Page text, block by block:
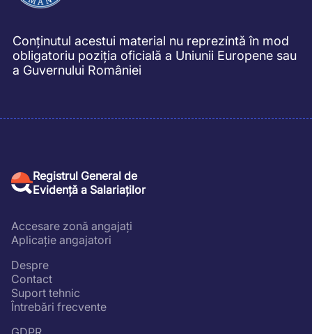
Conținutul acestui material nu reprezintă în mod
obligatoriu poziția oficială a Uniunii Europene sau
a Guvernului României
Registrul General de
Evidență a Salariaților
Accesare zonă angajați
Aplicație angajatori
Despre
Contact
Suport tehnic
Întrebări frecvente